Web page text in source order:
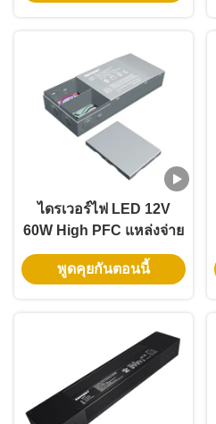
ไดรเวอร์ไฟ LED 12V
60W High PFC แหล่งจ่าย
ไฟแบบสวิตชิ่งเอาต์พุต
เดียวแรงดันคงที่
พูดคุยกันตอนนี้